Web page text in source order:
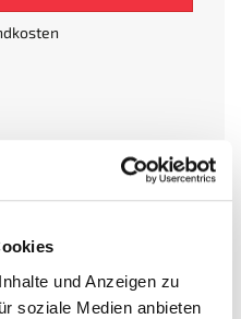
und Anzeigen zu
soziale Medien anbieten
3 Tage